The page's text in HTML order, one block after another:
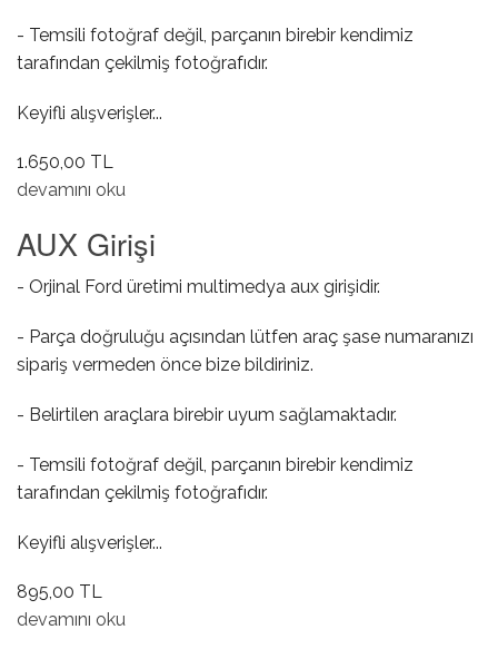
- Temsili fotoğraf değil, parçanın birebir kendimiz
tarafından çekilmiş fotoğrafıdır.
Keyifli alışverişler...
1.650,00 TL
Yağ Müşürü hakkında
devamını oku
AUX Girişi
- Orjinal Ford üretimi multimedya aux girişidir.
- Parça doğruluğu açısından lütfen araç şase numaranızı
sipariş vermeden önce bize bildiriniz.
- Belirtilen araçlara birebir uyum sağlamaktadır.
- Temsili fotoğraf değil, parçanın birebir kendimiz
tarafından çekilmiş fotoğrafıdır.
Keyifli alışverişler...
895,00 TL
AUX Girişi hakkında
devamını oku